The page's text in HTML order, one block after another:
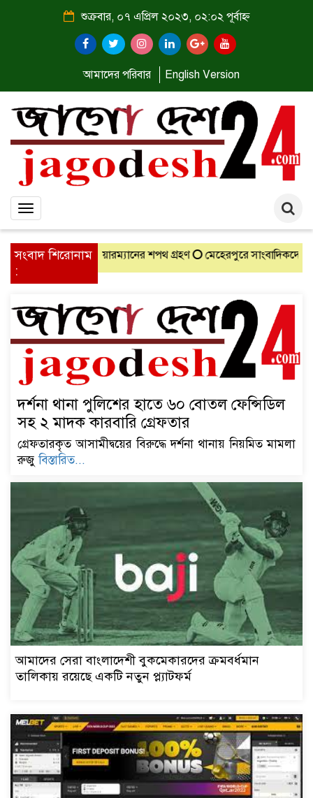
শুক্রবার, ০৭ এপ্রিল ২০২৩, ০২:০২ পূর্বাহ্ন
আমাদের পরিবার English Version
Toggle
navigation
সংবাদ শিরোনাম
:
চেয়ারম্যানের শপথ গ্রহণ মেহেরপুরে সাংবাদিকদের সঙ্গে নবাগত
দর্শনা থানা পুলিশের হাতে ৬০ বোতল ফেন্সিডিল
সহ ২ মাদক কারবারি গ্রেফতার
গ্রেফতারকৃত আসামীদ্বয়ের বিরুদ্ধে দর্শনা থানায় নিয়মিত মামলা
রুজুবিস্তারিত...
আমাদের সেরা বাংলাদেশী বুকমেকারদের ক্রমবর্ধমান
তালিকায় রয়েছে একটি নতুন প্ল্যাটফর্ম